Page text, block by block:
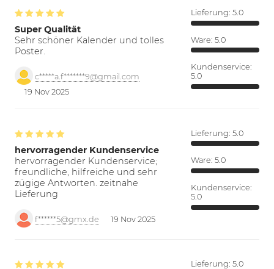
Super Qualität
Sehr schöner Kalender und tolles
Poster.
c*****a.f*******9@gmail.com
19 Nov 2025
Lieferung: 5.0
Ware: 5.0
Kundenservice:
5.0
hervorragender Kundenservice
hervorragender Kundenservice;
freundliche, hilfreiche und sehr
zügige Antworten. zeitnahe
Lieferung
f******5@gmx.de 19 Nov 2025
Lieferung: 5.0
Ware: 5.0
Kundenservice:
5.0
Lieferung: 5.0